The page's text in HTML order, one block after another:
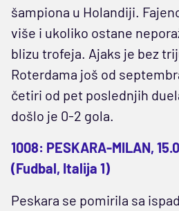
šampiona u Holandiji.
više i ukoliko ostane
blizu trofeja. Ajaks je bez
Roterdama još od
četiri od pet poslednjih
došlo je 0-2 gola.
1008: PESKARA-MILAN,
(Fudbal, Italija 1)
Peskara se pomirila sa